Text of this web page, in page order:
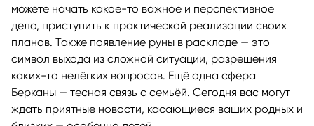
можете начать какое-то важное и перспективное
дело, приступить к практической реализации своих
планов. Также появление руны в раскладе — это
символ выхода из сложной ситуации, разрешения
каких-то нелёгких вопросов. Ещё одна сфера
Берканы — тесная связь с семьёй. Сегодня вас могут
ждать приятные новости, касающиеся ваших родных и